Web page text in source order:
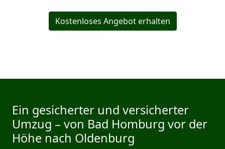
Kostenloses Angebot erhalten
Ein gesicherter und versicherter
Umzug – von Bad Homburg vor der
Höhe nach Oldenburg